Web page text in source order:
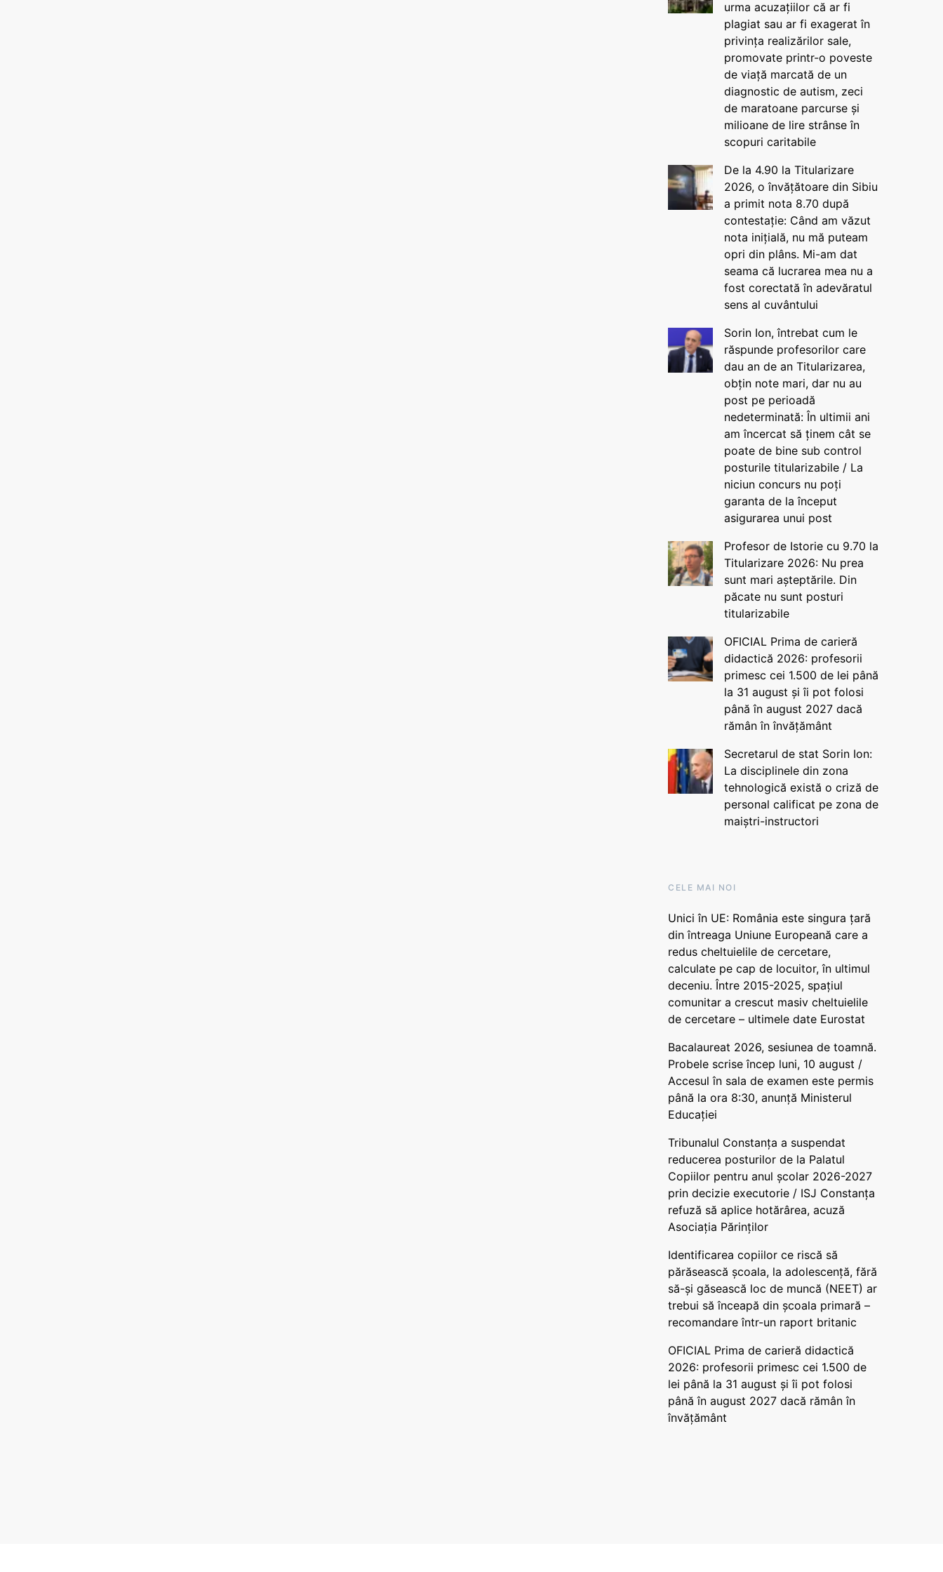
urma acuzațiilor că ar fi
plagiat sau ar fi exagerat în
privința realizărilor sale,
promovate printr-o poveste
de viață marcată de un
diagnostic de autism, zeci
de maratoane parcurse și
milioane de lire strânse în
scopuri caritabile
De la 4.90 la Titularizare
2026, o învățătoare din Sibiu
a primit nota 8.70 după
contestație: Când am văzut
nota inițială, nu mă puteam
opri din plâns. Mi-am dat
seama că lucrarea mea nu a
fost corectată în adevăratul
sens al cuvântului
Sorin Ion, întrebat cum le
răspunde profesorilor care
dau an de an Titularizarea,
obțin note mari, dar nu au
post pe perioadă
nedeterminată: În ultimii ani
am încercat să ținem cât se
poate de bine sub control
posturile titularizabile / La
niciun concurs nu poți
garanta de la început
asigurarea unui post
Profesor de Istorie cu 9.70 la
Titularizare 2026: Nu prea
sunt mari așteptările. Din
păcate nu sunt posturi
titularizabile
OFICIAL Prima de carieră
didactică 2026: profesorii
primesc cei 1.500 de lei până
la 31 august și îi pot folosi
până în august 2027 dacă
rămân în învățământ
Secretarul de stat Sorin Ion:
La disciplinele din zona
tehnologică există o criză de
personal calificat pe zona de
maiștri-instructori
CELE MAI NOI
Unici în UE: România este singura țară
din întreaga Uniune Europeană care a
redus cheltuielile de cercetare,
calculate pe cap de locuitor, în ultimul
deceniu. Între 2015-2025, spațiul
comunitar a crescut masiv cheltuielile
de cercetare – ultimele date Eurostat
Bacalaureat 2026, sesiunea de toamnă.
Probele scrise încep luni, 10 august /
Accesul în sala de examen este permis
până la ora 8:30, anunță Ministerul
Educației
Tribunalul Constanța a suspendat
reducerea posturilor de la Palatul
Copiilor pentru anul școlar 2026-2027
prin decizie executorie / ISJ Constanța
refuză să aplice hotărârea, acuză
Asociația Părinților
Identificarea copiilor ce riscă să
părăsească școala, la adolescență, fără
să-și găsească loc de muncă (NEET) ar
trebui să înceapă din școala primară –
recomandare într-un raport britanic
OFICIAL Prima de carieră didactică
2026: profesorii primesc cei 1.500 de
lei până la 31 august și îi pot folosi
până în august 2027 dacă rămân în
învățământ